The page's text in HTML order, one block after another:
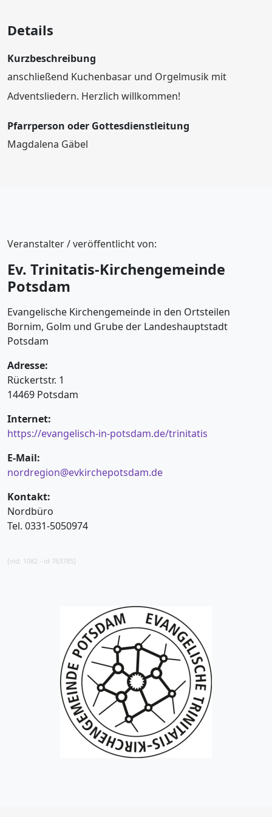
Details
Kurzbeschreibung
anschließend Kuchenbasar und Orgelmusik mit
Adventsliedern. Herzlich willkommen!
Pfarrperson oder Gottesdienstleitung
Magdalena Gäbel
Veranstalter / veröffentlicht von:
Ev. Trinitatis-Kirchengemeinde
Potsdam
Evangelische Kirchengemeinde in den Ortsteilen
Bornim, Golm und Grube der Landeshauptstadt
Potsdam
Adresse:
Rückertstr. 1
14469 Potsdam
Internet:
https://evangelisch-in-potsdam.de/trinitatis
E-Mail:
nordregion@evkirchepotsdam.de
Kontakt:
Nordbüro
Tel. 0331-5050974
[vid: 1082 - id 763785]